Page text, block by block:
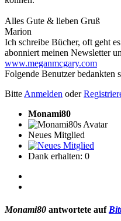
Alles Gute & lieben Gruß
Marion
Ich schreibe Bücher, oft geht
abonniert meinen Newsletter
www.meganmcgary.com
Folgende Benutzer bedankten
Bitte Anmelden oder
Monami80
Neues Mitglied
Dank erhalten: 0
Monami80 antwortete auf